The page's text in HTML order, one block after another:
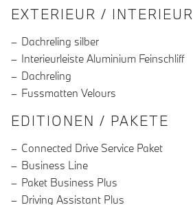
EXTERIEUR / INTERIEUR
Dachreling silber
Interieurleiste Aluminium Feinschliff
Dachreling
Fussmatten Velours
EDITIONEN / PAKETE
Connected Drive Service Paket
Business Line
Paket Business Plus
Driving Assistant Plus